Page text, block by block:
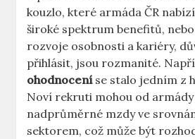
kouzlo, které armáda ČR
široké spektrum benefitů,
rozvoje osobnosti a kariéry,
přihlásit, jsou rozmanité.
ohodnoceníse stalo jedním z
Noví rekruti mohou od
nadprůměrné mzdy ve
sektorem, což může být